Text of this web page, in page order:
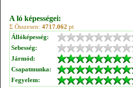
A ló képességei:
Σ Összesen: 4717.062 pt
Állóképesség:
Sebesség:
Jármód:
Csapatmunka:
Fegyelem: